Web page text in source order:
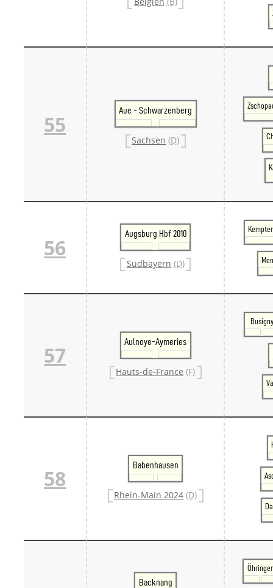
55
Aue - Schwarzenberg
Sachsen (D)
56
Augsburg Hbf 2010
Südbayern (D)
57
Aulnoye-Aymeries
Hauts-de-France (F)
Busigny
58
Babenhausen
Rhein-Main 2024 (D)
Backnang